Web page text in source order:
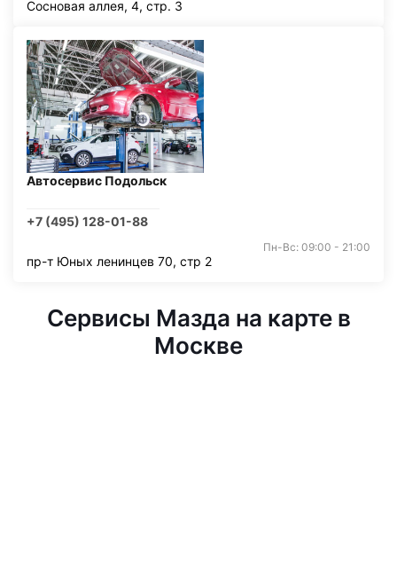
Сосновая аллея, 4, стр. 3
Автосервис Подольск
+7 (495) 128-01-88
Пн-Вс: 09:00 - 21:00
пр-т Юных ленинцев 70, стр 2
Сервисы Мазда на карте в
Москве